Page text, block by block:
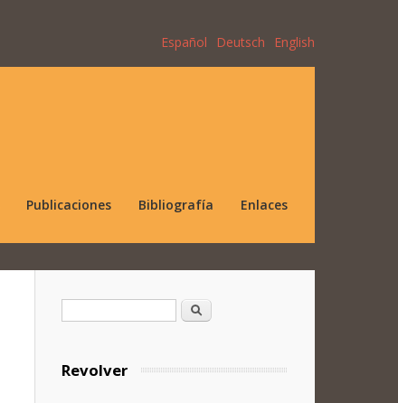
Español Deutsch English
Publicaciones Bibliografía Enlaces
Formulario de búsqueda
Buscar
Revolver